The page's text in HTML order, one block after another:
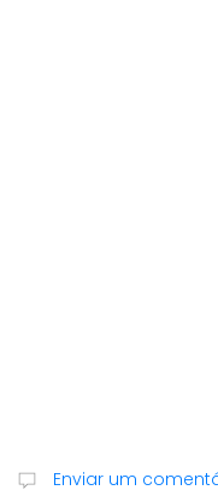
Enviar um